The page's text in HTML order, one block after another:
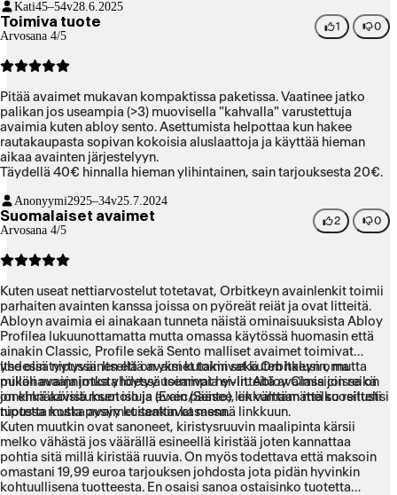
Kati45–54v28.6.2025
Toimiva tuote
Arvosana 4/5
1 0
Pitää avaimet mukavan kompaktissa paketissa. Vaatinee jatko
palikan jos useampia (>3) muovisella "kahvalla" varustettuja
avaimia kuten abloy sento. Asettumista helpottaa kun hakee
rautakaupasta sopivan kokoisia aluslaattoja ja käyttää hieman
aikaa avainten järjestelyyn.
Täydellä 40€ hinnalla hieman ylihintainen, sain tarjouksesta 20€.
Anonyymi2925–34v25.7.2024
Suomalaiset avaimet
Arvosana 4/5
2 0
Kuten useat nettiarvostelut totetavat, Orbitkeyn avainlenkit toimii
parhaiten avainten kanssa joissa on pyöreät reiät ja ovat litteitä.
Abloyn avaimia ei ainakaan tunneta näistä ominaisuuksista Abloy
Profilea lukuunottamatta mutta omassa käytössä huomasin että
ainakin Classic, Profile sekä Sento malliset avaimet toimivat
yhdessä nipussa. Itsellä on yksi kutakin sekä Orbitkeyn oma
pullonavaaja jotka yhdessä toimivat hyvin. Abloy Classicin reikä
on ehkä aavistuksen iso ja avain pääsee liikkumaan melko reilusti
nipussa mutta pysyy kuitenkin kasassa.
Itse olin tyytyväinen että avaimet toimivat kuten halusin, mutta
mikäli avainnimusta löytyy useampia ei-litteitä avaimia joissa on
jonkinnäköisiä muotoiluja (Exec/Sento), en välttämättä suosittelisi
tuotetta koska avaimet saattavat mennä linkkuun.
Kuten muutkin ovat sanoneet, kiristysruuvin maalipinta kärsii
melko vähästä jos väärällä esineellä kiristää joten kannattaa
pohtia sitä millä kiristää ruuvia. On myös todettava että maksoin
omastani 19,99 euroa tarjouksen johdosta jota pidän hyvinkin
kohtuullisena tuotteesta. En osaisi sanoa ostaisinko tuotetta